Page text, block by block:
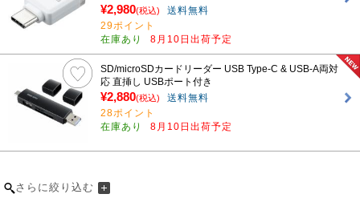
¥2,980(税込)
送料無料
29ポイント
在庫あり
8月10日出荷予定
SD/microSDカードリーダー USB Type-C & USB-A両対
応 直挿し USBポート付き
¥2,880(税込)
送料無料
28ポイント
在庫あり
8月10日出荷予定
さらに絞り込む